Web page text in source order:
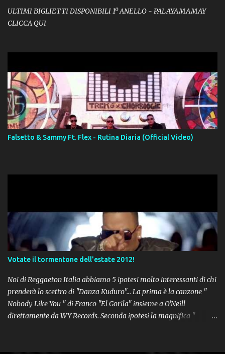
ULTIMI BIGLIETTI DISPONIBILI 1º ANELLO - PALAYAMAMAY
CLICCA QUI
Falsetto & Sammy Ft. Flex - Rutina Diaria (Official Video)
Votate il tormentone dell'estate 2012!
Noi di Reggaeton Italia abbiamo 5 ipotesi molto interessanti di chi
prenderà lo scettro di "Danza Kuduro"... La prima è la canzone "
Nobody Like You " di Franco "El Gorila" insieme a O'Neill
direttamente da WY Records. Seconda ipotesi la magnifica "
potenziali hits della prossima estate, " Follow The Leader " del trio